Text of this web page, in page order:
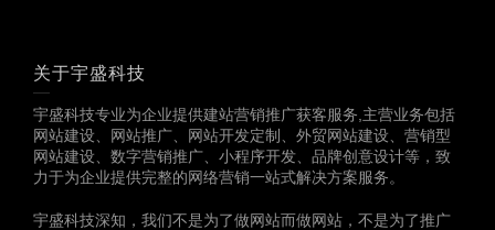
关于宇盛科技
宇盛科技专业为企业提供建站营销推广获客服务,主营业务包括
网站建设、网站推广、网站开发定制、外贸网站建设、营销型
网站建设、数字营销推广、小程序开发、品牌创意设计等，致
力于为企业提供完整的网络营销一站式解决方案服务。
宇盛科技深知，我们不是为了做网站而做网站，不是为了推广